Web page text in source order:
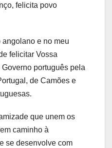
felicita povo
angolano e no meu
felicitar Vossa
português pela
de Camões e
que unem os
caminho à
se desenvolve com